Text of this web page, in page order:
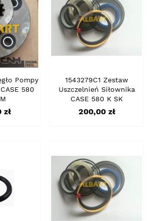
Pompy
580
zł
1543279C1 Zestaw
Uszczelnień Siłownika
CASE 580 K SK
Cena
200,00 zł